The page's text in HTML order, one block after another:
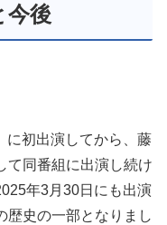
今後
に初出演してから、藤
て同番組に出演し続け
年3月30日にも出演
歴史の一部となりまし